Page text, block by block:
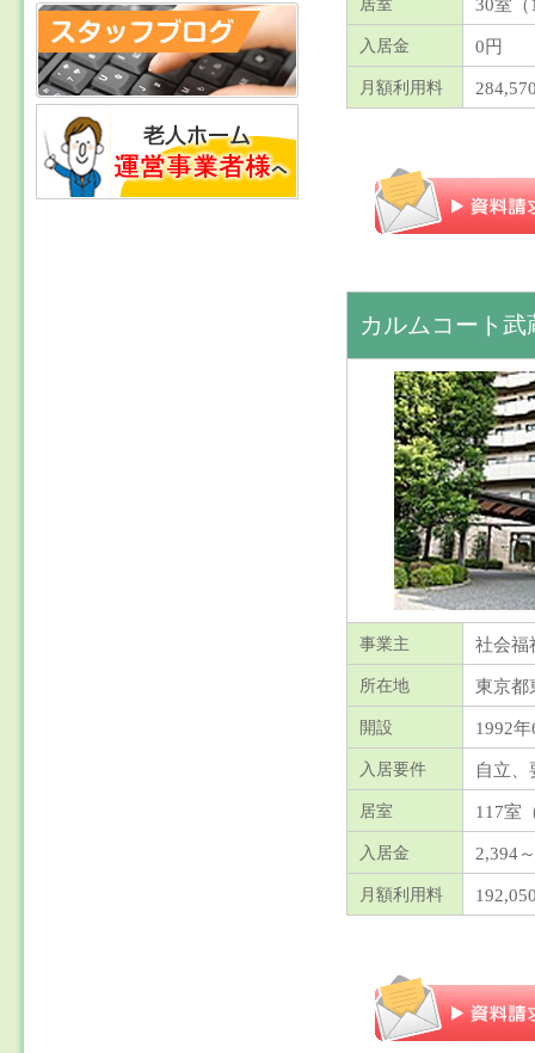
居室 30室（
入居金 0円
月額利用料
カルムコート武
事業主 社会福
所在地 東京都
開設 1992
入居要件 自立、
居室 117室
入居金 2,394
月額利用料